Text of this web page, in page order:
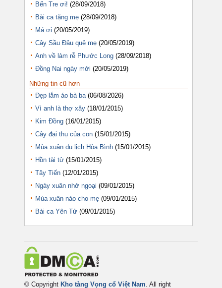
Bến Tre ơi! (28/09/2018)
Bài ca tặng mẹ (28/09/2018)
Má ơi (20/05/2019)
Cây Sầu Đâu quê mẹ (20/05/2019)
Anh về làm rễ Phước Long (28/09/2018)
Đồng Nai ngày mới (20/05/2019)
Những tin cũ hơn
Đẹp lắm áo bà ba (06/08/2026)
Vì anh là thợ xây (18/01/2015)
Kim Đồng (16/01/2015)
Cây đại thụ của con (15/01/2015)
Mùa xuân du lịch Hòa Bình (15/01/2015)
Hồn tài tử (15/01/2015)
Tây Tiến (12/01/2015)
Ngày xuân nhớ ngoại (09/01/2015)
Mùa xuân nào cho mẹ (09/01/2015)
Bài ca Yên Tử (09/01/2015)
© Copyright Kho tàng Vọng cổ Việt Nam. All right